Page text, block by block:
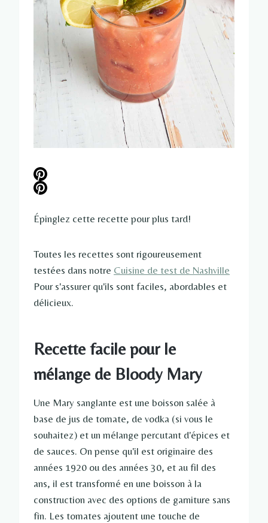
Épinglez cette recette pour plus tard!
Toutes les recettes sont rigoureusement
testées dans notre Cuisine de test de Nashville
Pour s'assurer qu'ils sont faciles, abordables et
délicieux.
Recette facile pour le
mélange de Bloody Mary
Une Mary sanglante est une boisson salée à
base de jus de tomate, de vodka (si vous le
souhaitez) et un mélange percutant d'épices et
de sauces. On pense qu'il est originaire des
années 1920 ou des années 30, et au fil des
ans, il est transformé en une boisson à la
construction avec des options de garniture sans
fin. Les tomates ajoutent une touche de